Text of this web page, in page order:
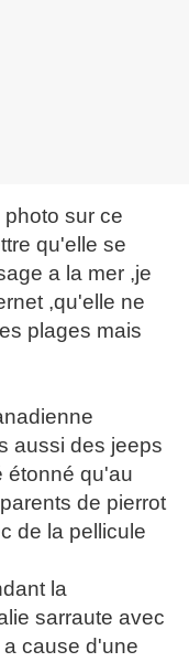
sur ce
qu'elle se
a la mer ,je
,qu'elle ne
plages mais
aussi des jeeps
étonné qu'au
de pierrot
de la pellicule
la
sarraute avec
cause d'une